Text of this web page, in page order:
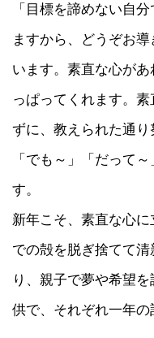
「目標を諦めない自
ますから、どうぞお
います。素直な心があ
っぱってくれます。
ずに、教えられた通り
「でも～」「だって
す。
新年こそ、素直な心
での殻を脱ぎ捨てて
り、親子で夢や希望
供で、それぞれ一年の